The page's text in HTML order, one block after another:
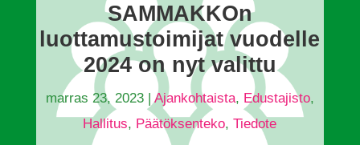
SAMMAKKOn
luottamustoimijat vuodelle
2024 on nyt valittu
marras 23, 2023|Ajankohtaista, Edustajisto,
Hallitus, Päätöksenteko,Tiedote